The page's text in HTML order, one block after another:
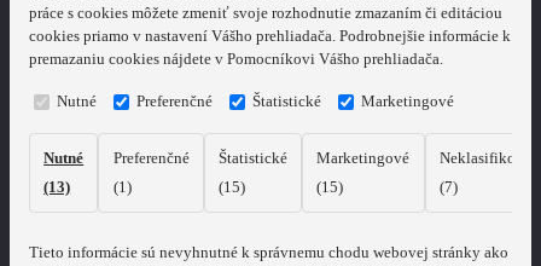
práce s cookies môžete zmeniť svoje rozhodnutie zmazaním či editáciou
cookies priamo v nastavení Vášho prehliadača. Podrobnejšie informácie k
premazaniu cookies nájdete v Pomocníkovi Vášho prehliadača.
Nutné Preferenčné Štatistické Marketingové
Nutné
(13)
Preferenčné
(1)
Štatistické
(15)
Marketingové
(15)
(7)
Tieto informácie sú nevyhnutné k správnemu chodu webovej stránky ako